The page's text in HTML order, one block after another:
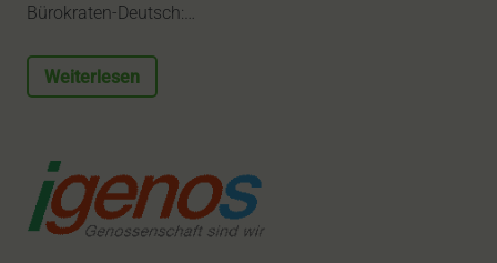
Bürokraten-Deutsch:…
Weiterlesen